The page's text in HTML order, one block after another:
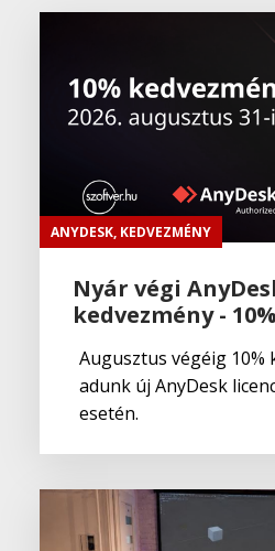
ANYDESK, KEDVEZMÉNY
Nyár végi
kedvezmény - 10%
Augusztus végéig 10%
adunk új AnyDesk
esetén.